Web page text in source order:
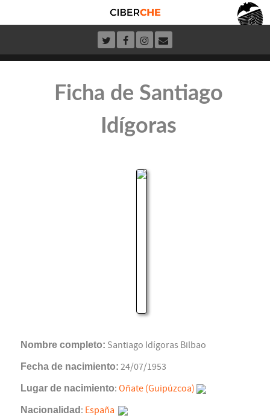
Ficha de Santiago
Idígoras
Nombre completo: Santiago Idígoras Bilbao
Fecha de nacimiento: 24/07/1953
Lugar de nacimiento: Oñate (Guipúzcoa)
Nacionalidad : España